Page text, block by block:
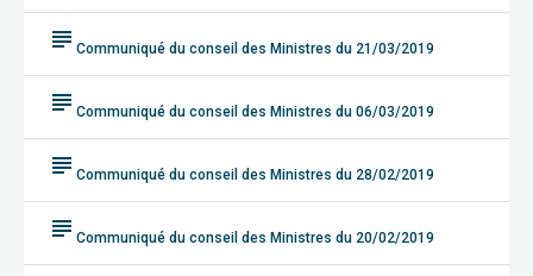
subject Communiqué du conseil des Ministres du 21/03/2019
subject Communiqué du conseil des Ministres du 06/03/2019
subject Communiqué du conseil des Ministres du 28/02/2019
subject Communiqué du conseil des Ministres du 20/02/2019